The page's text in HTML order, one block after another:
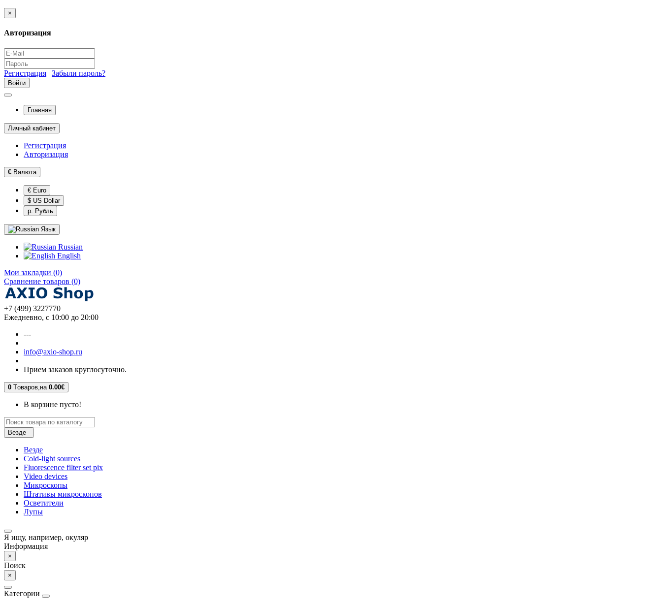
×
Авторизация
Регистрация | Забыли пароль?
Главная
Личный кабинет
Регистрация
Авторизация
€ Валюта
€ Euro
$ US Dollar
р. Рубль
Язык
Russian
English
Мои закладки (0)
Сравнение товаров (0)
+7 (499) 3227770
Ежедневно, с 10:00 до 20:00
---
info@axio-shop.ru
Прием заказов круглосуточно.
0 Tоваров, на 0.00€
В корзине пусто!
Везде
Везде
Cold-light sources
Fluorescence filter set pix
Video devices
Микроскопы
Штативы микроскопов
Осветители
Лупы
Я ищу, например, окуляр
Информация
×
Поиск
×
Категории